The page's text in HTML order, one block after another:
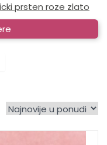
prsten roze zlato